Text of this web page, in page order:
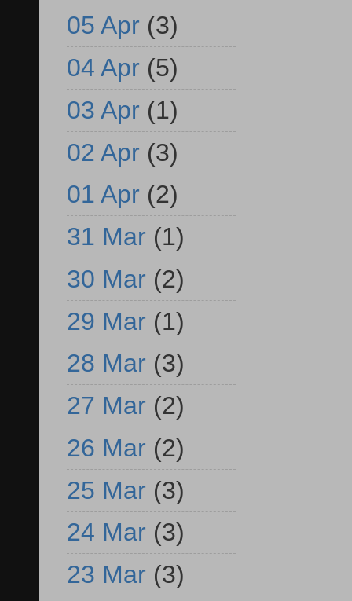
05 Apr (3)
04 Apr (5)
03 Apr (1)
02 Apr (3)
01 Apr (2)
31 Mar (1)
30 Mar (2)
29 Mar (1)
28 Mar (3)
27 Mar (2)
26 Mar (2)
25 Mar (3)
24 Mar (3)
23 Mar (3)